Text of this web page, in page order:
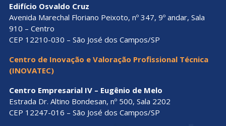
Edifício Osvaldo Cruz
Avenida Marechal Floriano Peixoto, nº 347, 9º andar, Sala
910 – Centro
CEP 12210-030 – São José dos Campos/SP
Centro de Inovação e Valoração Profissional Técnica
(INOVATEC)
Centro Empresarial IV – Eugênio de Melo
Estrada Dr. Altino Bondesan, nº 500, Sala 2202
CEP 12247-016 – São José dos Campos/SP